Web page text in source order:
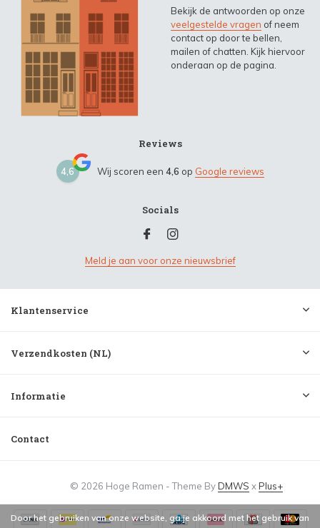
Bekijk de antwoorden op onze
veelgestelde vragen of neem
contact op door te bellen,
mailen of chatten. Kijk hiervoor
onderaan op de pagina.
Reviews
4,6 Wij scoren een 4,6 op Google reviews
Socials
Meld je aan voor onze nieuwsbrief
Klantenservice
Verzendkosten (NL)
Informatie
Contact
© 2026 Hoge Ramen - Theme ByDMWS xPlus+
Door het gebruiken van onze website, ga je akkoord met het gebruik van